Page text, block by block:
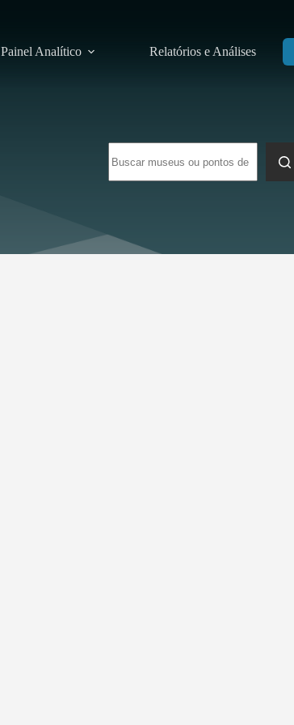
Painel Analítico Relatórios e Análises
resultados